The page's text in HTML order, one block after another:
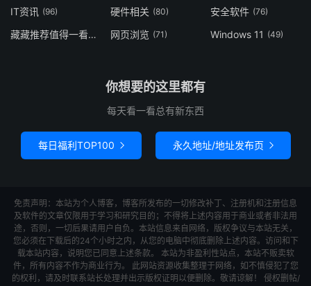
IT资讯 (96) 硬件相关 (80) 安全软件 (76)
藏藏推荐值得一看 网页浏览 (71) Windows 11 (49)
你想要的这里都有
每天看一看总有新东西
每日福利TOP100  永久地址/地址发布页 
免责声明：本站为个人博客，博客所发布的一切修改补丁、注册机和注册信息
及软件的文章仅限用于学习和研究目的；不得将上述内容用于商业或者非法用
途，否则，一切后果请用户自负。本站信息来自网络，版权争议与本站无关，
您必须在下载后的24个小时之内，从您的电脑中彻底删除上述内容。访问和下
载本站内容，说明您已同意上述条款。 本站为非盈利性站点，本站不贩卖软
件，所有内容不作为商业行为。 此网站资源收集整理于网络，如不慎侵犯了您
的权利，请及时联系站长处理并出示版权证明以便删除。敬请谅解！ 侵权删帖/